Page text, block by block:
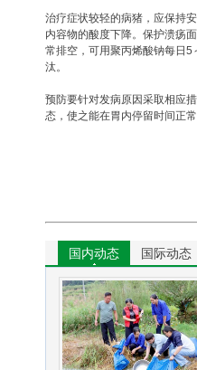
治疗症状较轻的病猪，应保持
内容物的酸度下降。保护溃疡
常排空，可用聚丙烯酸钠每日
汰。
预防要针对发病原因采取相应
态，使之能在胃内停留时间正常
国内动态 国际动态